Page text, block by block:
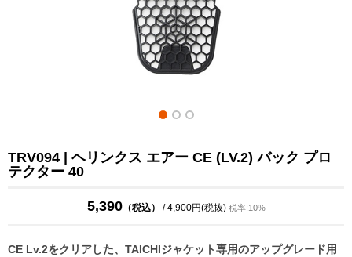
TRV094 | ヘリンクス エアー CE (LV.2) バック プロ
テクター 40
5,390（税込） / 4,900円(税抜) 税率:10%
CE Lv.2をクリアした、TAICHIジャケット専用のアップグレード用